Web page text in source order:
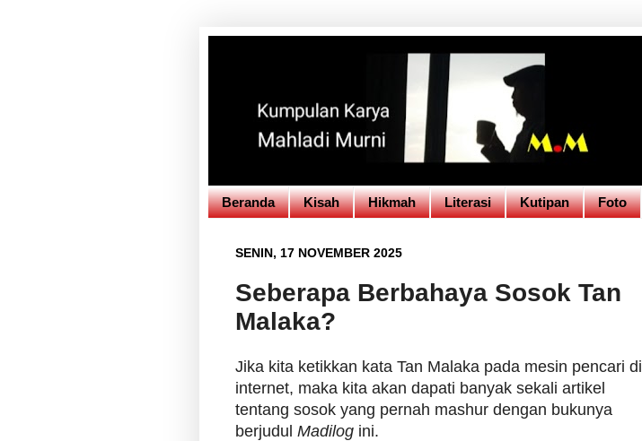
Beranda Kisah Hikmah Literasi Kutipan Foto
SENIN, 17 NOVEMBER 2025
Seberapa Berbahaya Sosok Tan
Malaka?
Jika kita ketikkan kata Tan Malaka pada mesin pencari di
internet, maka kita akan dapati banyak sekali artikel
tentang sosok yang pernah mashur dengan bukunya
berjudul Madilog ini.